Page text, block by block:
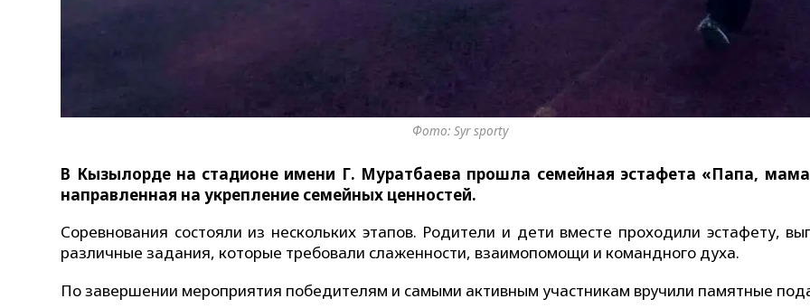
Фото: Syr sporty
В Кызылорде на стадионе имени Г. Муратбаева прошла семейная эстафета «Папа,
направленная на укрепление семейных ценностей.
Соревнования состояли из нескольких этапов. Родители и дети вместе проходили эстафету,
различные задания, которые требовали слаженности, взаимопомощи и командного духа.
По завершении мероприятия победителям и самыми активным участникам вручили памятные